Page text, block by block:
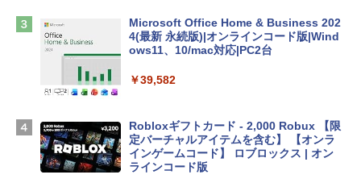
Apple 2026 MacBook Air M5チップ搭載
13インチノートブック：AIとApple Intell
スプレイ、16GBユニファイドメモリ、1
D - シルバー
￥261,414
Microsoft Office Home & Business 202
4(最新 永続版)|オンラインコード版|Wind
ows11、10/mac対応|PC2台
￥39,582
Robloxギフトカード - 2,000 Robux 【限
定バーチャルアイテムを含む】 【オンラ
インゲームコード】 ロブロックス | オン
ラインコード版